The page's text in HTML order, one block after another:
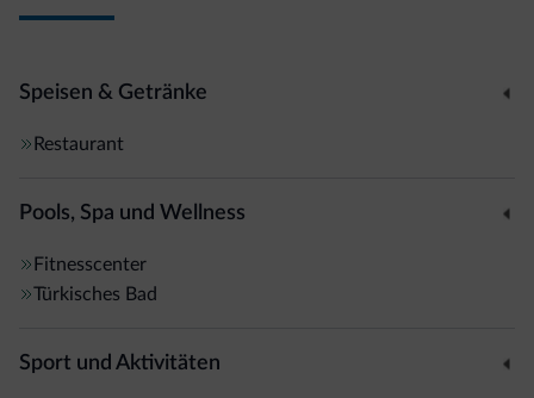
Speisen & Getränke
Restaurant
Pools, Spa und Wellness
Fitnesscenter
Türkisches Bad
Sport und Aktivitäten